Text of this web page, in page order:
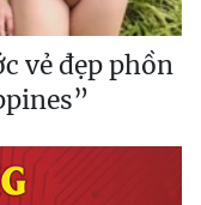
vẻ đẹp phồn